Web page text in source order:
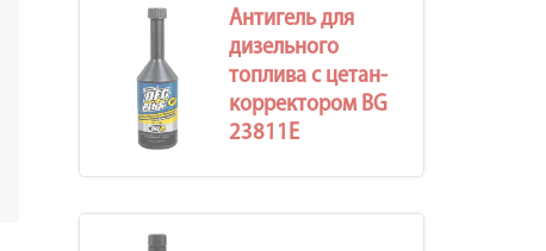
Антигель для
дизельного
топлива с цетан-
корректором BG
23811E